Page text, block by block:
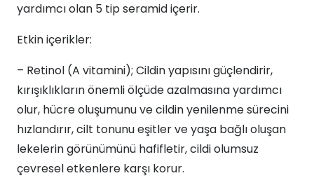
yardımcı olan 5 tip seramid içerir.
Etkin içerikler:
– Retinol (A vitamini); Cildin yapısını güçlendirir,
kırışıklıkların önemli ölçüde azalmasına yardımcı
olur, hücre oluşumunu ve cildin yenilenme sürecini
hızlandırır, cilt tonunu eşitler ve yaşa bağlı oluşan
lekelerin görünümünü hafifletir, cildi olumsuz
çevresel etkenlere karşı korur.